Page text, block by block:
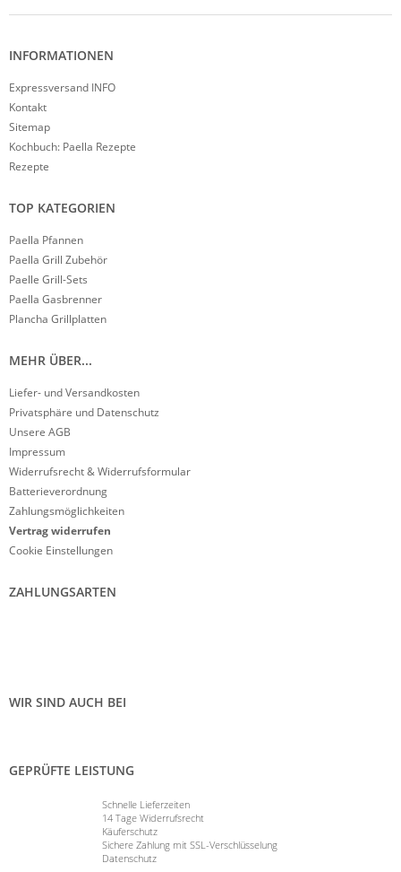
INFORMATIONEN
Expressversand INFO
Kontakt
Sitemap
Kochbuch: Paella Rezepte
Rezepte
TOP KATEGORIEN
Paella Pfannen
Paella Grill Zubehör
Paelle Grill-Sets
Paella Gasbrenner
Plancha Grillplatten
MEHR ÜBER...
Liefer- und Versandkosten
Privatsphäre und Datenschutz
Unsere AGB
Impressum
Widerrufsrecht & Widerrufsformular
Batterieverordnung
Zahlungsmöglichkeiten
Vertrag widerrufen
Cookie Einstellungen
ZAHLUNGSARTEN
WIR SIND AUCH BEI
GEPRÜFTE LEISTUNG
Schnelle Lieferzeiten
14 Tage Widerrufsrecht
Käuferschutz
Sichere Zahlung mit SSL-Verschlüsselung
Datenschutz